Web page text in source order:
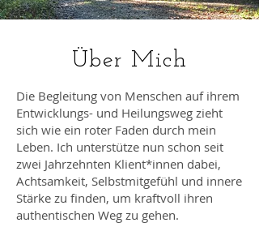
Über Mich
Die Begleitung von Menschen auf ihrem
Entwicklungs- und Heilungsweg zieht
sich wie ein roter Faden durch mein
Leben. Ich unterstütze nun schon seit
zwei Jahrzehnten Klient*innen dabei,
Achtsamkeit, Selbstmitgefühl und innere
Stärke zu finden, um kraftvoll ihren
authentischen Weg zu gehen.